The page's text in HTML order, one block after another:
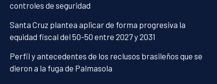
controles de seguridad
Santa Cruz plantea aplicar de forma progresiva la
equidad fiscal del 50-50 entre 2027 y 2031
Perfil y antecedentes de los reclusos brasileños que se
dieron a la fuga de Palmasola